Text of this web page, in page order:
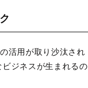
活用が取り沙汰され
ジネスが生まれるの